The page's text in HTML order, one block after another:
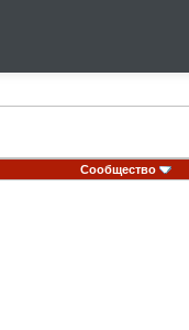
Сообщество